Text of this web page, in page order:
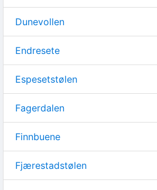
Dunevollen
Endresete
Espesetstølen
Fagerdalen
Finnbuene
Fjærestadstølen